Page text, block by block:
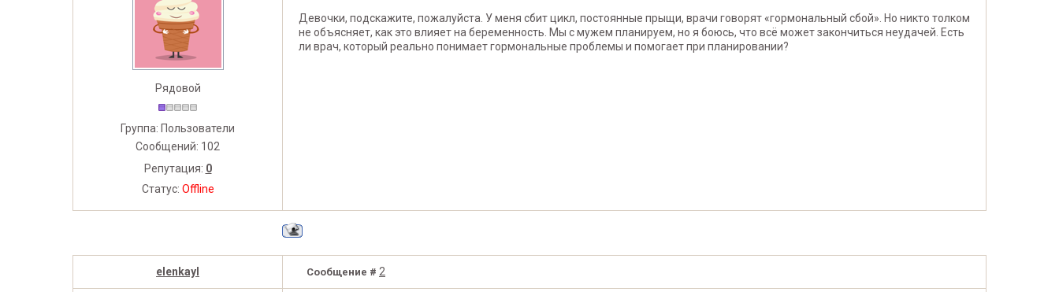
Рядовой
Группа: Пользователи
Сообщений: 102
Репутация: 0
Статус: Offline
Девочки, подскажите, пожалуйста. У меня сбит цикл, постоянные прыщи, врачи говорят «гормональный сбой». Но никто толком
не объясняет, как это влияет на беременность. Мы с мужем планируем, но я боюсь, что всё может закончиться неудачей. Есть
ли врач, который реально понимает гормональные проблемы и помогает при планировании?
elenkayl Сообщение # 2